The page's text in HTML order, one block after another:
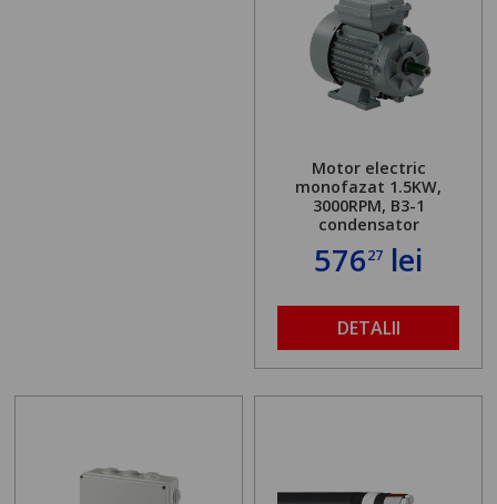
Motor electric
monofazat 1.5KW,
3000RPM, B3-1
condensator
57627 lei
DETALII